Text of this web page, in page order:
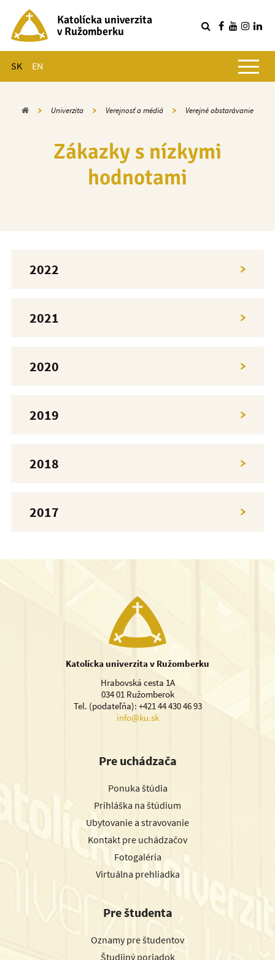
Katolícka univerzita
v Ružomberku
SK EN
Hlavné menu
Domov Univerzita Verejnosť a médiá Verejné obstarávanie
Zákazky s nízkymi
hodnotami
2022
2021
2020
2019
2018
2017
Katolícka univerzita v Ružomberku
Hrabovská cesta 1A
034 01 Ružomberok
Tel. (podateľňa): +421 44 430 46 93
info@ku.sk
Pre uchádzača
Ponuka štúdia
Prihláška na štúdium
Ubytovanie a stravovanie
Kontakt pre uchádzačov
Fotogaléria
Virtuálna prehliadka
Pre študenta
Oznamy pre študentov
Študijný poriadok